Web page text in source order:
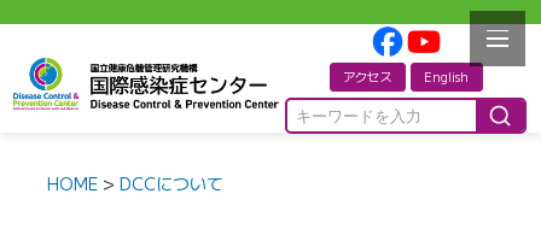
アクセス English
HOME >DCCについて